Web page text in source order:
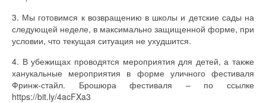
3. Мы готовимся к возвращению в школы и детские сады на
следующей неделе, в максимально защищенной форме, при
условии, что текущая ситуация не ухудшится.
4. В убежищах проводятся мероприятия для детей, а также
ханукальные мероприятия в форме уличного фестиваля
Фринж-стайл. Брошюра фестиваля – по ссылке
https://bit.ly/4acFXa3